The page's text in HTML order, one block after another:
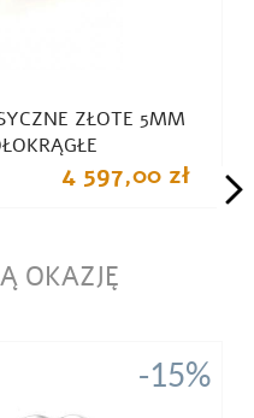
ZŁOTE 5MM
4 597,00 zł
OKAZJĘ
-15%